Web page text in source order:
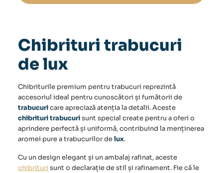
lux
Chibrituri trabucuri
de lux
Chibriturile premium pentru trabucuri reprezintă
accesoriul ideal pentru cunoscători și fumătorii de
trabucuricare apreciază atenția la detalii. Aceste
chibrituri trabucurisunt special create pentru a oferi o
aprindere perfectă și uniformă, contribuind la menținerea
aromei pure a trabucurilor delux.
Cu un design elegant și un ambalaj rafinat, aceste
chibrituri sunt o declarație de stil și rafinament. Fie că le